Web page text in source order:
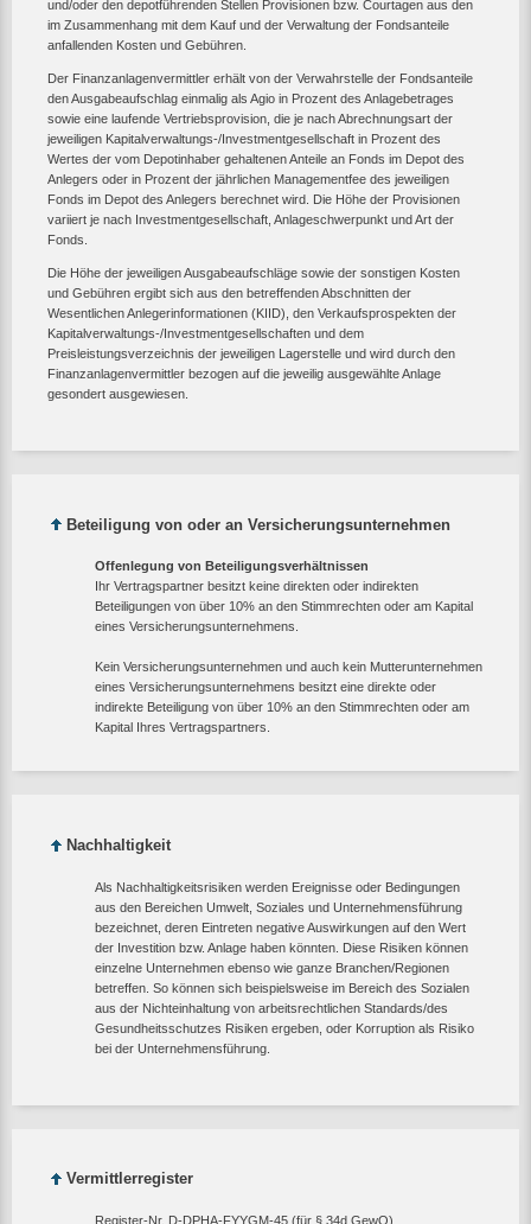
und/oder den depotführenden Stellen Provisionen bzw. Courtagen aus den
im Zusammenhang mit dem Kauf und der Verwaltung der Fondsanteile
anfallenden Kosten und Gebühren.
Der Finanzanlagenvermittler erhält von der Verwahrstelle der Fondsanteile
den Ausgabeaufschlag einmalig als Agio in Prozent des Anlagebetrages
sowie eine laufende Vertriebsprovision, die je nach Abrechnungsart der
jeweiligen Kapitalverwaltungs-/Investmentgesellschaft in Prozent des
Wertes der vom Depotinhaber gehaltenen Anteile an Fonds im Depot des
Anlegers oder in Prozent der jährlichen Managementfee des jeweiligen
Fonds im Depot des Anlegers berechnet wird. Die Höhe der Provisionen
variiert je nach Investmentgesellschaft, Anlageschwerpunkt und Art der
Fonds.
Die Höhe der jeweiligen Ausgabeaufschläge sowie der sonstigen Kosten
und Gebühren ergibt sich aus den betreffenden Abschnitten der
Wesentlichen Anlegerinformationen (KIID), den Verkaufsprospekten der
Kapitalverwaltungs-/Investmentgesellschaften und dem
Preisleistungsverzeichnis der jeweiligen Lagerstelle und wird durch den
Finanzanlagenvermittler bezogen auf die jeweilig ausgewählte Anlage
gesondert ausgewiesen.
Beteiligung von oder an Versicherungsunternehmen
Offenlegung von Beteiligungsverhältnissen
Ihr Vertragspartner besitzt keine direkten oder indirekten
Beteiligungen von über 10% an den Stimmrechten oder am Kapital
eines Versicherungsunternehmens.
Kein Versicherungsunternehmen und auch kein Mutterunternehmen
eines Versicherungsunternehmens besitzt eine direkte oder
indirekte Beteiligung von über 10% an den Stimmrechten oder am
Kapital Ihres Vertragspartners.
Nachhaltigkeit
Als Nachhaltigkeitsrisiken werden Ereignisse oder Bedingungen
aus den Bereichen Umwelt, Soziales und Unternehmensführung
bezeichnet, deren Eintreten negative Auswirkungen auf den Wert
der Investition bzw. Anlage haben könnten. Diese Risiken können
einzelne Unternehmen ebenso wie ganze Branchen/Regionen
betreffen. So können sich beispielsweise im Bereich des Sozialen
aus der Nichteinhaltung von arbeitsrechtlichen Standards/des
Gesundheitsschutzes Risiken ergeben, oder Korruption als Risiko
bei der Unternehmensführung.
Vermittlerregister
Register-Nr. D-DPHA-FYYGM-45 (für § 34d GewO)